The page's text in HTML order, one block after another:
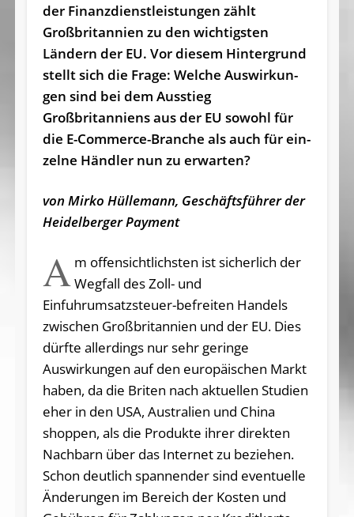
der Fi­nanzdienst­leis­tun­gen zählt
Großbritanni­en zu den wichtigs­ten
Ländern der EU. Vor diesem Hin­ter­grund
stellt sich die Fra­ge: Wel­che Aus­wirkun­
gen sind bei dem Aus­stieg
Großbritanniens aus der EU sowohl für
die E-Commerce-Bran­che als auch für ein­
zelne Händler nun zu erwar­ten?
von Mirko Hüllemann, Geschäftsführer der
Heidelberger Payment
A m offensichtlichsten ist sicherlich der
Wegfall des Zoll- und
Einfuhrumsatzsteuer-befreiten Handels
zwischen Großbritannien und der EU. Dies
dürfte allerdings nur sehr geringe
Auswirkungen auf den europäischen Markt
haben, da die Briten nach aktuellen Studien
eher in den USA, Australien und China
shoppen, als die Produkte ihrer direkten
Nachbarn über das Internet zu beziehen.
Schon deutlich spannender sind eventuelle
Änderungen im Bereich der Kosten und